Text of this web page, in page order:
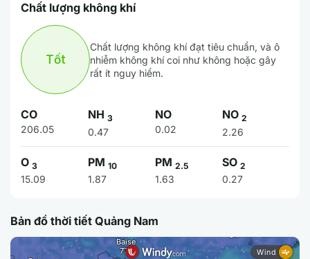
Chất lượng không khí
Tốt
Chất lượng không khí đạt tiêu chuẩn, và ô
nhiễm không khí coi như không hoặc gây
rất ít nguy hiểm.
CO
206.05
NH 3
0.47
NO
0.02
NO 2
2.26
O 3
15.09
PM 10
1.87
PM 2.5
1.63
SO 2
0.27
Bản đồ thời tiết Quảng Nam